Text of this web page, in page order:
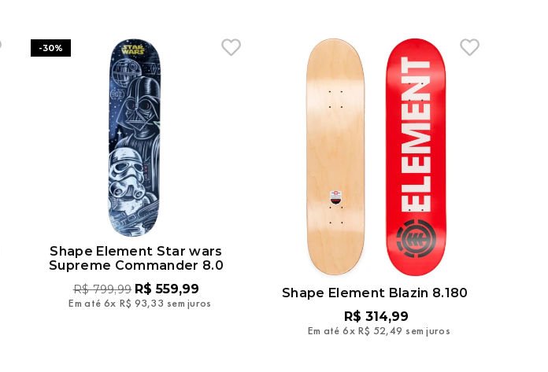
-30%
Shape Element Star wars
Supreme Commander 8.0
R$ 799,99 R$ 559,99
Em até 6x R$ 93,33 sem juros
Shape Element Blazin 8.180
R$ 314,99
Em até 6x R$ 52,49 sem juros